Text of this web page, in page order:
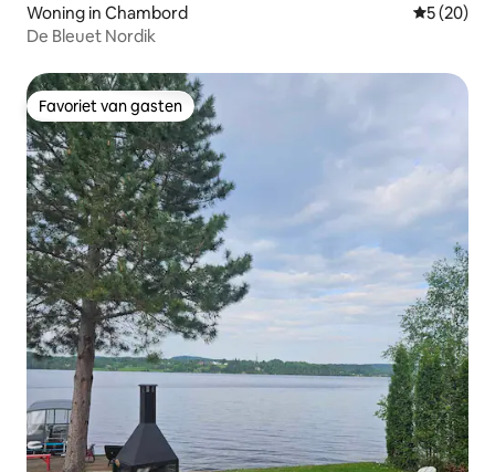
Woning in Chambord
5 (20)
De Bleuet Nordik
Favoriet van gasten
Favoriet van gasten